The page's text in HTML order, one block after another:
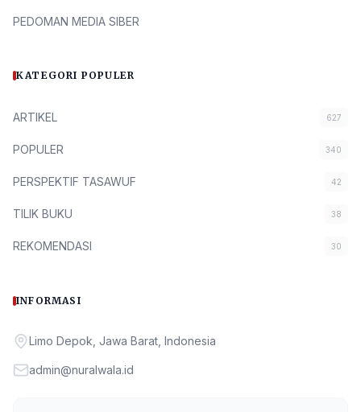
PEDOMAN MEDIA SIBER
KATEGORI POPULER
ARTIKEL 627
POPULER 340
PERSPEKTIF TASAWUF 42
TILIK BUKU 38
REKOMENDASI 30
INFORMASI
Limo Depok, Jawa Barat, Indonesia
admin@nuralwala.id